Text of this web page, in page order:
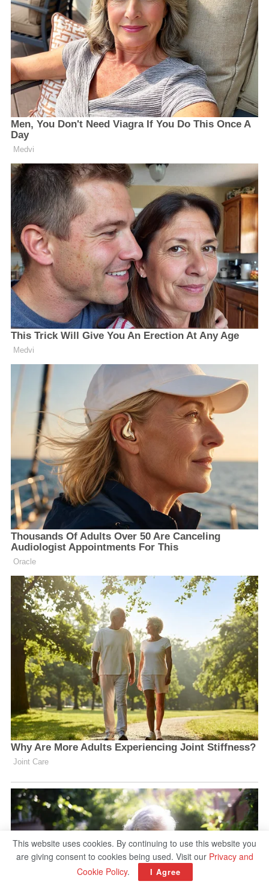
This website uses cookies. By continuing to use this website you
are giving consent to cookies being used. Visit our Privacy and
Cookie Policy. I Agree